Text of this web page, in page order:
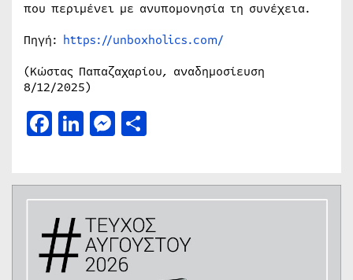
που περιμένει με ανυπομονησία τη συνέχεια.
Πηγή: https://unboxholics.com/
(Κώστας Παπαζαχαρίου, αναδημοσίευση
8/12/2025)
Facebook
LinkedIn
Messenger